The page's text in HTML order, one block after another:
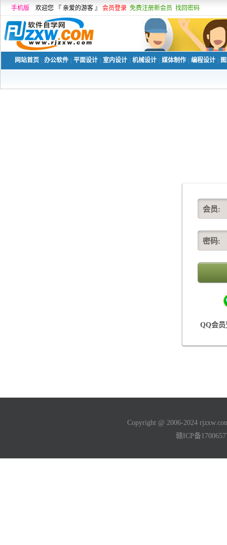
手机版 欢迎您 『 亲爱的游客 』 会员登录 免费注册新会员 找回密码
网站首页 办公软件 平面设计 室内设计 机械设计 媒体制作 编程设计
会员:
密码:
QQ会员
Copyright @ 2006-2024
赣ICP备